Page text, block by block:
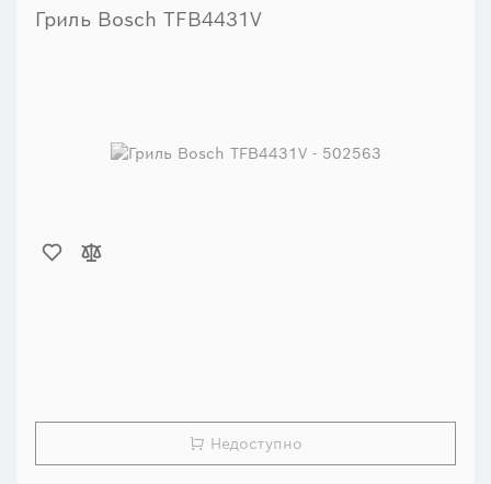
Гриль Bosch TFB4431V
Недоступно